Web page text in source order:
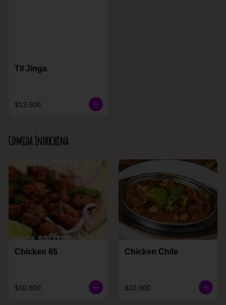
Til Jinga
$13.500
Comida Indochina
Chicken 65
$10.900
Chicken Chile
$10.900